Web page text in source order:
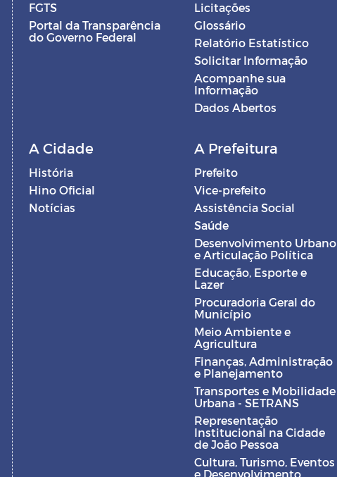
FGTS
Portal da Transparência
do Governo Federal
Licitações
Glossário
Relatório Estatístico
Solicitar Informação
Acompanhe sua
Informação
Dados Abertos
A Cidade
História
Hino Oficial
Notícias
A Prefeitura
Prefeito
Vice-prefeito
Assistência Social
Saúde
Desenvolvimento Urbano
e Articulação Política
Educação, Esporte e
Lazer
Procuradoria Geral do
Município
Meio Ambiente e
Agricultura
Finanças, Administração
e Planejamento
Transportes e Mobilidade
Urbana - SETRANS
Representação
Institucional na Cidade
de João Pessoa
Cultura, Turismo, Eventos
e Desenvolvimento